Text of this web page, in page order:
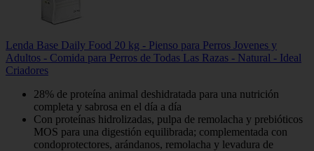
Lenda Base Daily Food 20 kg - Pienso para Perros Jovenes y
Adultos - Comida para Perros de Todas Las Razas - Natural - Ideal
Criadores
28% de proteína animal deshidratada para una nutrición
completa y sabrosa en el día a día
Con proteínas hidrolizadas, pulpa de remolacha y prebióticos
MOS para una digestión equilibrada; complementada con
condoprotectores, arándanos, remolacha y levadura de